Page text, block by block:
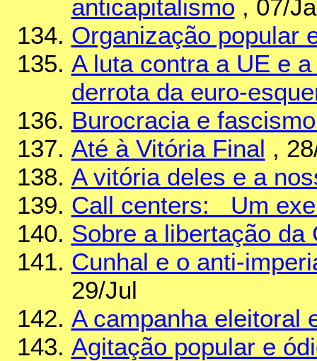
anticapitalismo , 07/
Organização popular
A luta contra a UE e
derrota da euro-
Burocracia e
Até à Vitória Final ,
A vitória deles e a
Call centers: Um
Sobre a libertação da
Cunhal e o anti-
29/Jul
A campanha eleitoral
Agitação popular e